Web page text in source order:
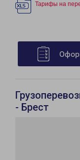
Тарифы на
- Брест